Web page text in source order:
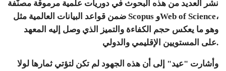
نشر العديد من هذه البحوث في دوريات علمية مرموقة مصنّفة
ضمن قواعد البيانات العالمية مثل Scopus وWeb of Science،
وهو ما يعكس حجم الكفاءة والتميز الذي وصل إليه المعهد
على المستويين الإقليمي والدولي.
وأشارت "عيد" إلى أن هذه الجهود لم تكن لتؤتي ثمارها لولا